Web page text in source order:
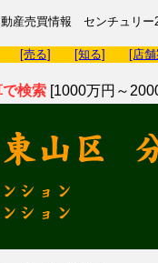
産売買情報 センチュリー
[売る] [知る] [店
で検索 [1000万円～